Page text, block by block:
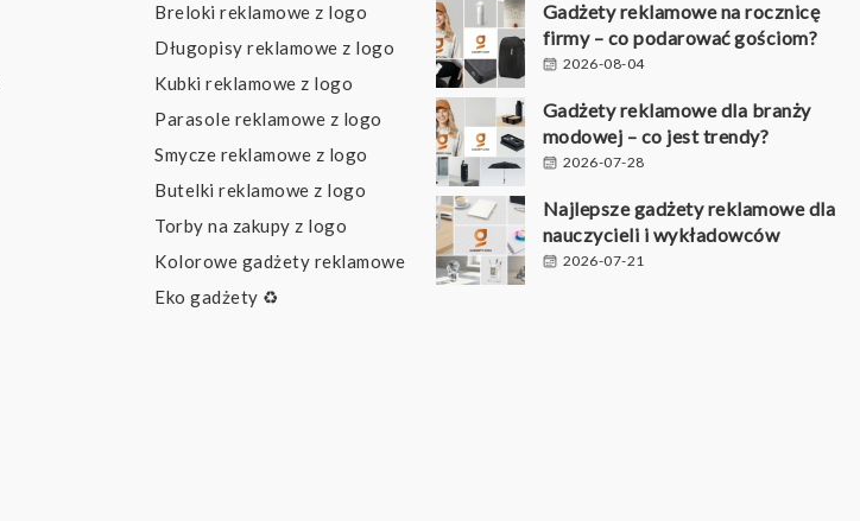
Breloki reklamowe z logo
Długopisy reklamowe z logo
Kubki reklamowe z logo
Parasole reklamowe z logo
Smycze reklamowe z logo
Butelki reklamowe z logo
Torby na zakupy z logo
Kolorowe gadżety reklamowe
Eko gadżety ♻️
Gadżety reklamowe na rocznicę
firmy – co podarować gościom?
2026-08-04
Gadżety reklamowe dla branży
modowej – co jest trendy?
2026-07-28
Najlepsze gadżety reklamowe dla
nauczycieli i wykładowców
2026-07-21